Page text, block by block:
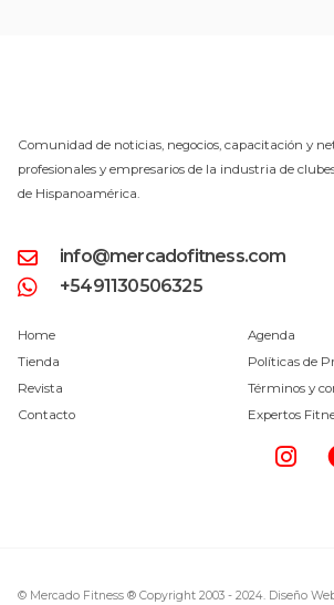
Comunidad de noticias, negocios, capacitación y
profesionales y empresarios de la industria de
de Hispanoamérica.
info@mercadofitness.com
+5491130506325
Home
Tienda
Revista
Contacto
Agenda
Políticas de
Términos y
Expertos
© Mercado Fitness ® Copyright 2003 - 2024. Diseño